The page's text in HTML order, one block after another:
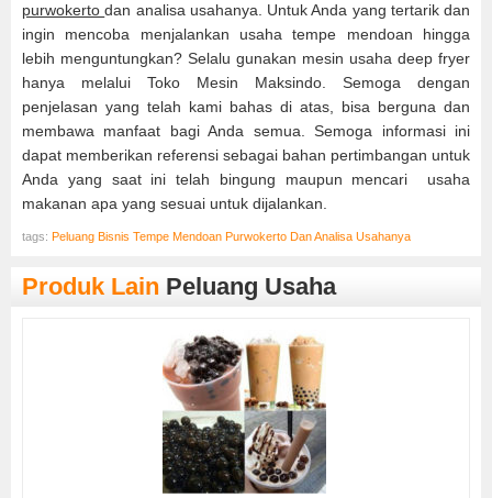
purwokertodan analisa usahanya. Untuk Anda yang tertarik dan
ingin mencoba menjalankan usaha tempe mendoan hingga
lebih menguntungkan? Selalu gunakan mesin usaha deep fryer
hanya melalui Toko Mesin Maksindo. Semoga dengan
penjelasan yang telah kami bahas di atas, bisa berguna dan
membawa manfaat bagi Anda semua. Semoga informasi ini
dapat memberikan referensi sebagai bahan pertimbangan untuk
Anda yang saat ini telah bingung maupun mencari usaha
makanan apa yang sesuai untuk dijalankan.
tags: Peluang Bisnis Tempe Mendoan Purwokerto Dan Analisa Usahanya
Produk Lain Peluang Usaha